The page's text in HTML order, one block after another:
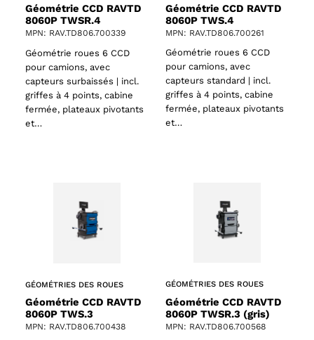
Géométrie CCD RAVTD
8060P TWSR.4
MPN: RAV.TD806.700339
Géométrie roues 6 CCD
pour camions, avec
capteurs surbaissés | incl.
griffes à 4 points, cabine
fermée, plateaux pivotants
et…
Géométrie CCD RAVTD
8060P TWS.4
MPN: RAV.TD806.700261
Géométrie roues 6 CCD
pour camions, avec
capteurs standard | incl.
griffes à 4 points, cabine
fermée, plateaux pivotants
et…
GÉOMÉTRIES DES ROUES
Géométrie CCD RAVTD
8060P TWS.3
MPN: RAV.TD806.700438
GÉOMÉTRIES DES ROUES
Géométrie CCD RAVTD
8060P TWSR.3 (gris)
MPN: RAV.TD806.700568